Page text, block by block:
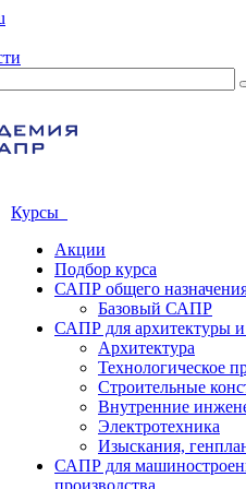
Курсы
Акции
Подбор курса
САПР общего
Базовый САПР
САПР для архитектуры и
Архитектура
Технологическое
Строительные
Внутренние
Электротехника
Изыскания,
САПР для
производства